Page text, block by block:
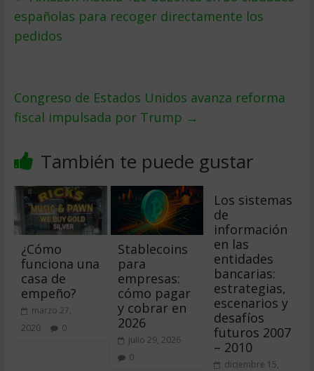
españolas para recoger directamente los
pedidos
Congreso de Estados Unidos avanza reforma
fiscal impulsada por Trump →
También te puede gustar
¿Cómo
funciona una
casa de
empeño?
marzo 27,
2020
0
Stablecoins
para
empresas:
cómo pagar
y cobrar en
2026
julio 29, 2026
0
Los sistemas
de
información
en las
entidades
bancarias:
estrategias,
escenarios y
desafíos
futuros 2007
– 2010
diciembre 15,